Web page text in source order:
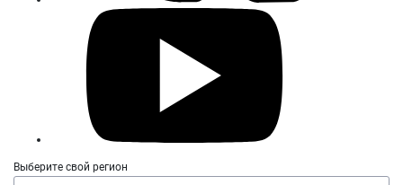
Выберите свой регион